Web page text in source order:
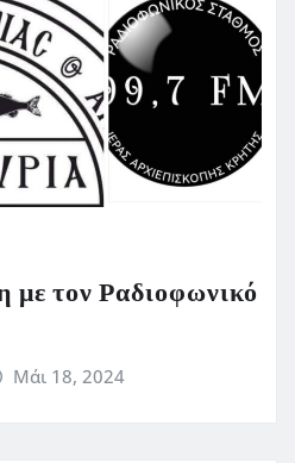
με τον Ραδιοφωνικό
Μάι 18, 2024